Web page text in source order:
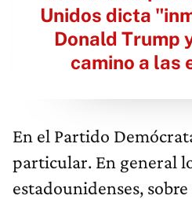
Unidos dicta
Donald Trump
camino a las
En el Partido
particular. En general
estadounidenses,